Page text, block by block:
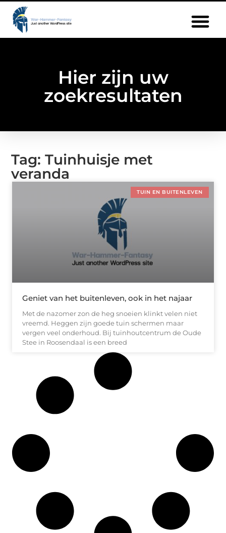
Hier zijn uw
zoekresultaten
Tag: Tuinhuisje met
veranda
TUIN EN BUITENLEVEN
Geniet van het buitenleven, ook in het najaar
Met de nazomer zon de heg snoeien klinkt velen niet
vreemd. Heggen zijn goede tuin schermen maar
vergen veel onderhoud. Bij tuinhoutcentrum de Oude
Stee in Roosendaal is een breed